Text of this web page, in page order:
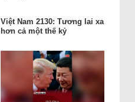
Việt Nam 2130: Tương lai xa
hơn cả một thế kỷ